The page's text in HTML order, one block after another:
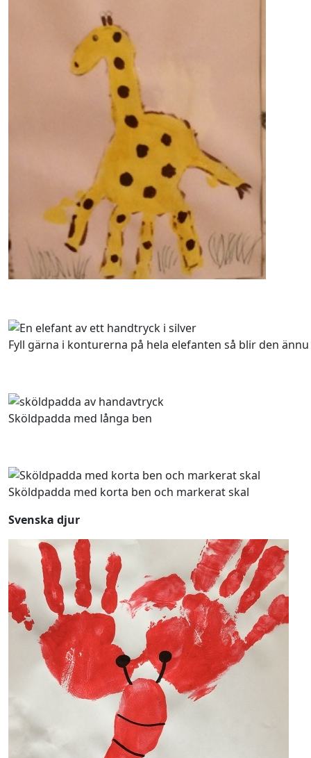
Fyll gärna i konturerna på hela elefanten så blir den
Sköldpadda med långa ben
Sköldpadda med korta ben och markerat skal
Svenska djur